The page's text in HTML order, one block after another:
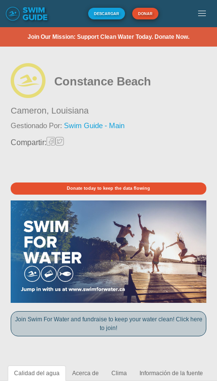
DESCARGAR DONAR
Join Our Mission: Support Clean Water Today. Donate Now.
Constance Beach
Cameron, Louisiana
Gestionado Por: Swim Guide - Main
Compartir:
Donate today to keep the data flowing
Join Swim For Water and fundraise to keep your water clean! Click here
to join!
Calidad del agua Acerca de Clima Información de la fuente